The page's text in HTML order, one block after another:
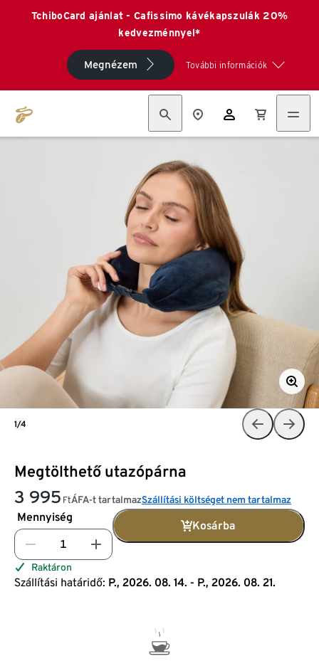
TchiboCard ajánlat - Cafissimo kávékapszulák 20%
kedvezménnyel*
Megnézem További információk
Megtölthető utazópárna
3 995 FtÁFA-t tartalmazSzállítási költséget nem tartalmaz
Mennyiség
Kosárba
Raktáron
Szállítási határidő: P., 2026. 08. 14. - P., 2026. 08. 21.
1/4